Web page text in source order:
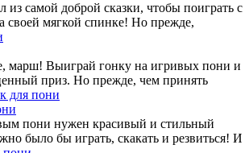
из самой доброй сказки, чтобы поиграть с
своей мягкой спинке! Но прежде,
марш! Выиграй гонку на игривых пони и
приз. Но прежде, чем принять
пони нужен красивый и стильный
было бы играть, скакать и резвиться! И